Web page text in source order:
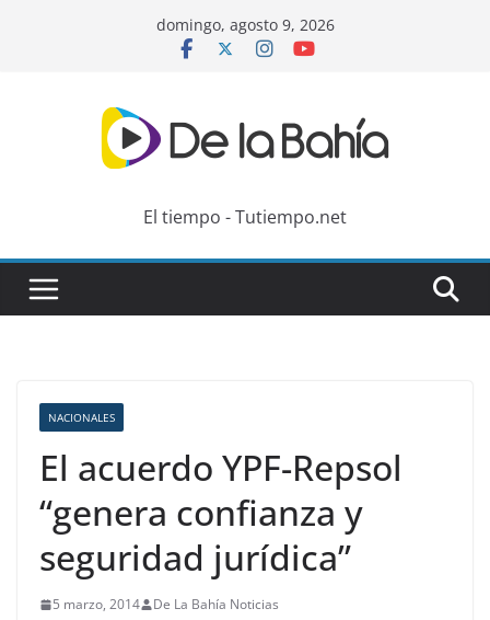
domingo, agosto 9, 2026
El tiempo - Tutiempo.net
NACIONALES
El acuerdo YPF-Repsol
“genera confianza y
seguridad jurídica”
5 marzo, 2014 De La Bahía Noticias